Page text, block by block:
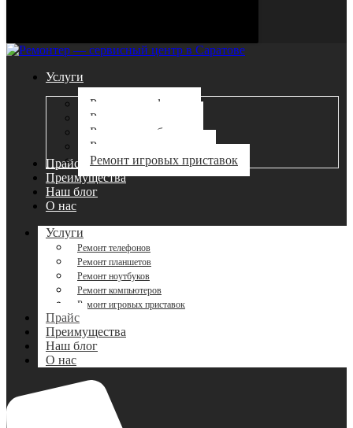
Услуги
Ремонт телефонов
Ремонт планшетов
Ремонт ноутбуков
Ремонт компьютеров
Ремонт игровых приставок
Прайс
Преимущества
Наш блог
О нас
Услуги
Ремонт телефонов
Ремонт планшетов
Ремонт ноутбуков
Ремонт компьютеров
Ремонт игровых приставок
Прайс
Преимущества
Наш блог
О нас